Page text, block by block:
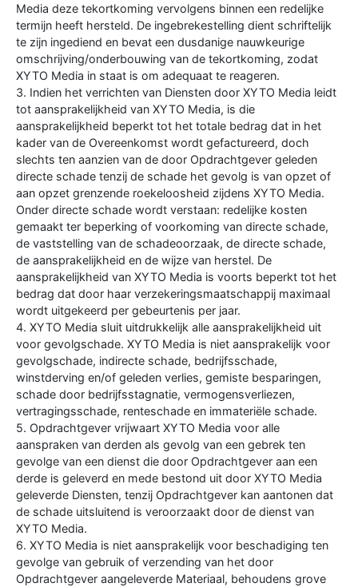
Media deze tekortkoming vervolgens binnen een redelijke
termijn heeft hersteld. De ingebrekestelling dient schriftelijk
te zijn ingediend en bevat een dusdanige nauwkeurige
omschrijving/onderbouwing van de tekortkoming, zodat
XYTO Media in staat is om adequaat te reageren.
3. Indien het verrichten van Diensten door XYTO Media leidt
tot aansprakelijkheid van XYTO Media, is die
aansprakelijkheid beperkt tot het totale bedrag dat in het
kader van de Overeenkomst wordt gefactureerd, doch
slechts ten aanzien van de door Opdrachtgever geleden
directe schade tenzij de schade het gevolg is van opzet of
aan opzet grenzende roekeloosheid zijdens XYTO Media.
Onder directe schade wordt verstaan: redelijke kosten
gemaakt ter beperking of voorkoming van directe schade,
de vaststelling van de schadeoorzaak, de directe schade,
de aansprakelijkheid en de wijze van herstel. De
aansprakelijkheid van XYTO Media is voorts beperkt tot het
bedrag dat door haar verzekeringsmaatschappij maximaal
wordt uitgekeerd per gebeurtenis per jaar.
4. XYTO Media sluit uitdrukkelijk alle aansprakelijkheid uit
voor gevolgschade. XYTO Media is niet aansprakelijk voor
gevolgschade, indirecte schade, bedrijfsschade,
winstderving en/of geleden verlies, gemiste besparingen,
schade door bedrijfsstagnatie, vermogensverliezen,
vertragingsschade, renteschade en immateriële schade.
5. Opdrachtgever vrijwaart XYTO Media voor alle
aanspraken van derden als gevolg van een gebrek ten
gevolge van een dienst die door Opdrachtgever aan een
derde is geleverd en mede bestond uit door XYTO Media
geleverde Diensten, tenzij Opdrachtgever kan aantonen dat
de schade uitsluitend is veroorzaakt door de dienst van
XYTO Media.
6. XYTO Media is niet aansprakelijk voor beschadiging ten
gevolge van gebruik of verzending van het door
Opdrachtgever aangeleverde Materiaal, behoudens grove